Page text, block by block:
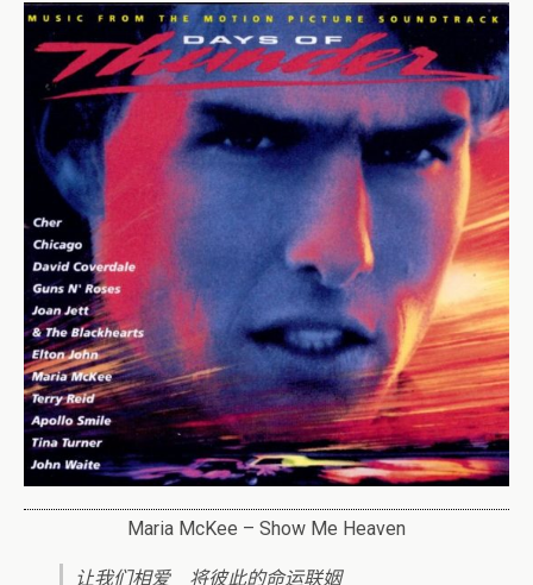
Maria McKee – Show Me Heaven
让我们相爱 将彼此的命运联姻